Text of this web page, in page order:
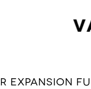
EXPANSION